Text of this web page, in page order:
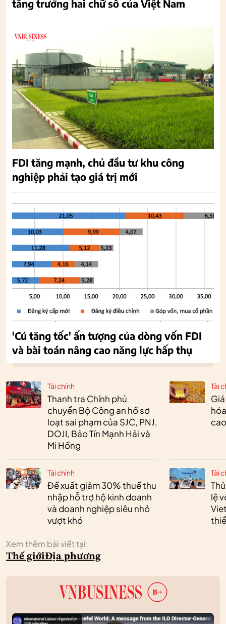
Tài chính
Thanh tra Chính phủ
chuyển Bộ Công an hồ sơ
loạt sai phạm của SJC, PNJ,
DOJI, Bảo Tín Mạnh Hải và
Mi Hồng
Tài chính
Đề xuất giảm 30% thuế thu
nhập hỗ trợ hộ kinh doanh
và doanh nghiệp siêu nhỏ
vượt khó
Tài
Tài
lệ
Xem thêm bài viết tại:
Thế giớiĐịa phương
tăng trưởng hai chữ số của Việt Nam
FDI tăng mạnh, chủ đầu tư khu công
nghiệp phải tạo giá trị mới
'Cú tăng tốc' ấn tượng của dòng vốn FDI
và bài toán nâng cao năng lực hấp thụ